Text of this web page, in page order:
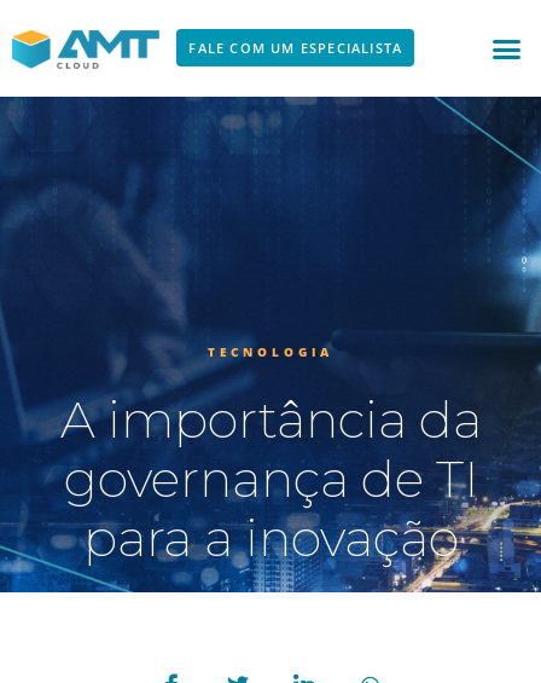
para
o
conteúdo
FALE COM UM ESPECIALISTA
TECNOLOGIA
A importância da
governança de TI
para a inovação